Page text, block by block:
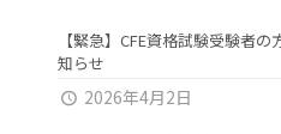
【緊急】CFE資格試験受験者
知らせ
2026年4月2日